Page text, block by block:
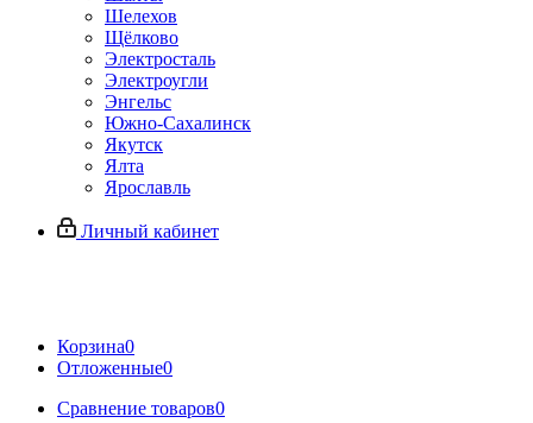
Шелехов
Щёлково
Электросталь
Электроугли
Энгельс
Южно-Сахалинск
Якутск
Ялта
Ярославль
Личный кабинет
Корзина0
Отложенные0
Сравнение товаров0